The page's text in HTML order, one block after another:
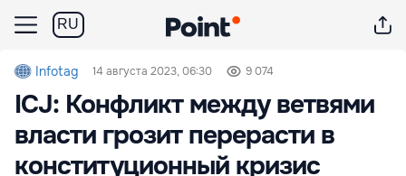
RU
Infotag 14 августа 2023, 06:30 9 074
ICJ: Конфликт между ветвями
власти грозит перерасти в
конституционный кризис